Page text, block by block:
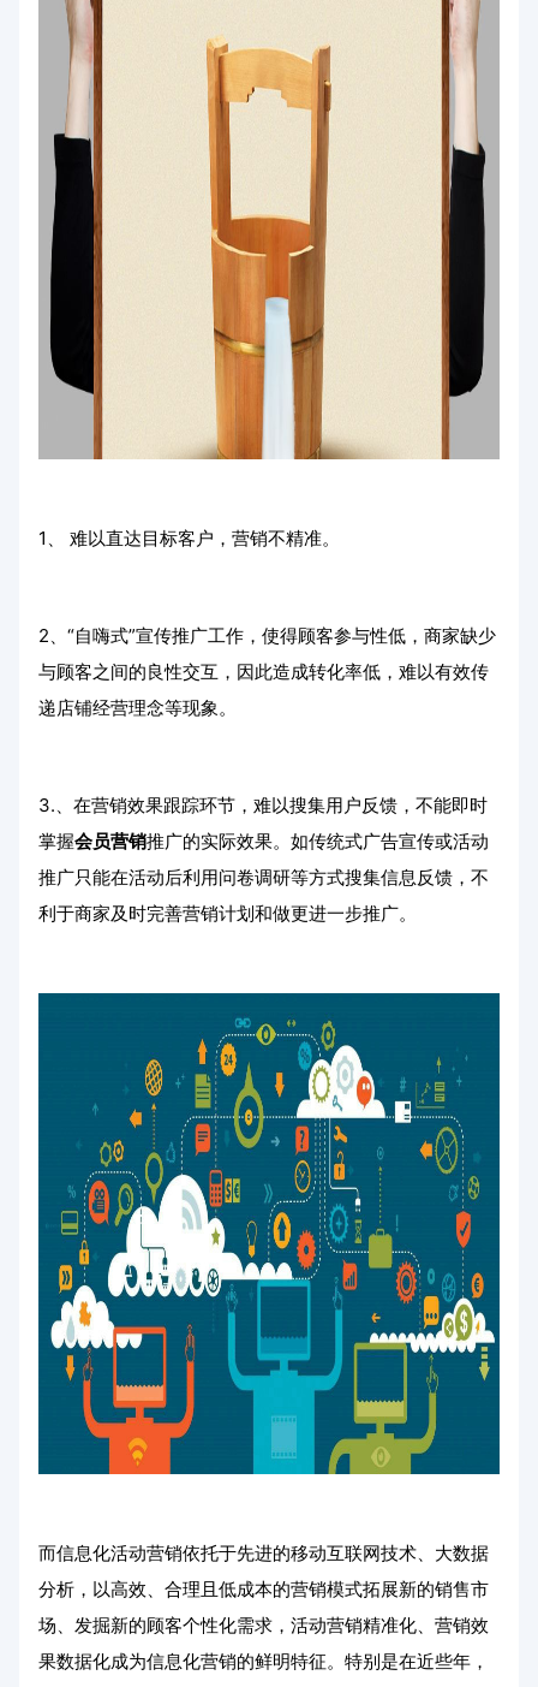
1、 难以直达目标客户，营销不精准。
2、“自嗨式”宣传推广工作，使得顾客参与性低，商家缺少
与顾客之间的良性交互，因此造成转化率低，难以有效传
递店铺经营理念等现象。
3.、在营销效果跟踪环节，难以搜集用户反馈，不能即时
掌握会员营销推广的实际效果。如传统式广告宣传或活动
推广只能在活动后利用问卷调研等方式搜集信息反馈，不
利于商家及时完善营销计划和做更进一步推广。
而信息化活动营销依托于先进的移动互联网技术、大数据
分析，以高效、合理且低成本的营销模式拓展新的销售市
场、发掘新的顾客个性化需求，活动营销精准化、营销效
果数据化成为信息化营销的鲜明特征。特别是在近些年，